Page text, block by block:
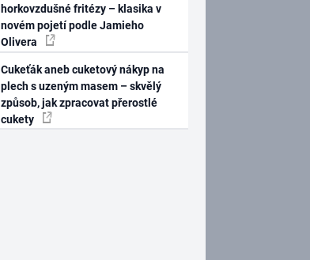
horkovzdušné fritézy – klasika v
novém pojetí podle Jamieho
Olivera
Cukeťák aneb cuketový nákyp na
plech s uzeným masem – skvělý
způsob, jak zpracovat přerostlé
cukety